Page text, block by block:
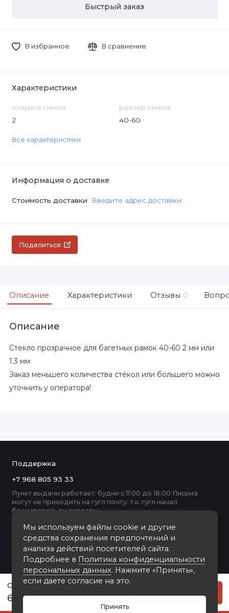
Стекло для багетных рамок 40-60
650 руб
Быстрый заказ
В избранное В сравнение
Характеристики
толщина стекла
2
размер стекла
40-60
Все характеристики
Информация о доставке
Стоимость доставки Введите адрес доставки
Поделиться
Описание Характеристики Отзывы 0
Описание
Стекло прозрачное для багетных рамок 40-60 2 мм или
1.3 мм
Заказ меньшего количества стёкол или большего можно
уточнить у оператора!
Мы используем файлы cookie и другие
средства сохранения предпочтений и
анализа действий посетителей сайта.
Подробнее в Политика конфиденциальности
персональных данных. Нажмите «Принять»,
если даете согласие на это.
Принять
Поддержка
+7 968 805 93 33
Пункт выдачи работает: будни с 11:00 до 18:00 Письма
могут не приходить на гугл почту: т.к. гугл начал
блокировать ру серверы